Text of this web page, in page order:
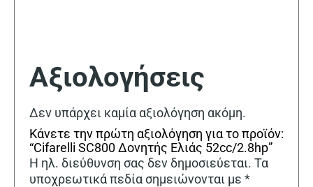
Αξιολογήσεις
Δεν υπάρχει καμία αξιολόγηση ακόμη.
Κάνετε την πρώτη αξιολόγηση για το προϊόν:
“Cifarelli SC800 Δονητής Ελιάς 52cc/2.8hp”
Η ηλ. διεύθυνση σας δεν δημοσιεύεται. Τα
υποχρεωτικά πεδία σημειώνονται με *